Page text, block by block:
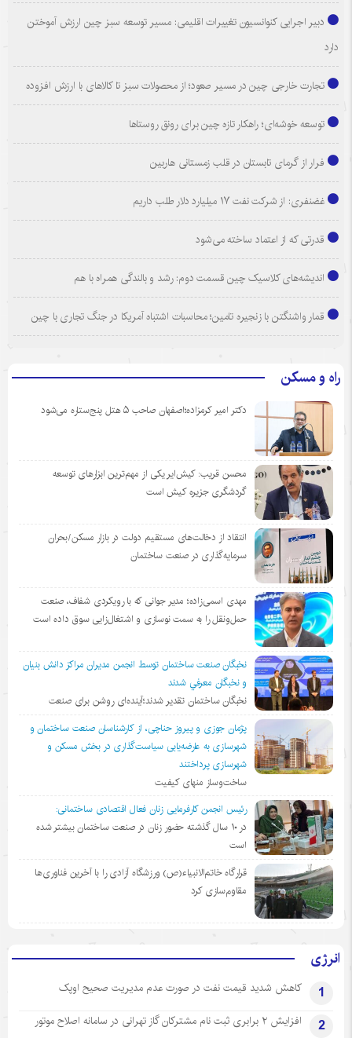
دبیر اجرایی کنوانسیون تغییرات اقلیمی: مسیر توسعه سبز چین ارزش آموختن
دارد
تجارت خارجی چین در مسیر صعود؛ از محصولات سبز تا کالاهای با ارزش افزوده
توسعه خوشه‌ای؛ راهکار تازه چین برای رونق روستاها
فرار از گرمای تابستان در قلب زمستانی هاربین
غضنفری: از شرکت نفت ۱۷ میلیارد دلار طلب داریم
قدرتی که از اعتماد ساخته می‌شود
اندیشه‌های کلاسیک چین قسمت دوم: رشد و بالندگی همراه با هم
قمار واشنگتن با زنجیره تامین؛ محاسبات اشتباه آمریکا در جنگ تجاری با چین
راه و مسکن
دکتر امیر کرمزاده؛اصفهان صاحب ۵ هتل پنج‌ستاره می‌شود
محسن قریب: کیش‌ایر یکی از مهم‌ترین ابزارهای توسعه
گردشگری جزیره کیش است
انتقاد از دخالت‌های مستقیم دولت در بازار مسکن/بحران
سرمایه‌گذاری در صنعت ساختمان
مهدی اسمی‌زاده؛ مدیر جوانی که با رویکردی شفاف، صنعت
حمل‌ونقل را به سمت نوسازی و اشتغال‌زایی سوق داده است
نخبگان صنعت ساختمان توسط انجمن مديران مراكز دانش بنيان
و نخبگان معرفي شدند
نخبگان ساختمان تقدیر شدند؛آینده‌ای روشن برای صنعت
پژمان جوزی و پیروز حناچی، از کارشناسان صنعت ساختمان و
شهرسازی به عارضه‌یابی سیاست‌گذاری در بخش مسکن و
شهرسازی پرداختند
ساخت‌وساز منهای کیفیت
رئیس انجمن کارفرمایی زنان فعال اقتصادی ساختمانی:
در ١٠ سال گذشته حضور زنان در صنعت ساختمان بیشتر شده
است
قرارگاه خاتم‌الانبیاء(ص) ورزشگاه آزادی را با آخرین فناوری‌ها
مقاوم‌سازی کرد
انرژی
1 کاهش شدید قیمت نفت در صورت عدم مدیریت صحیح اوپک
2 افزایش ۲ برابری ثبت نام مشترکان گاز تهرانی‌ در سامانه اصلاح موتور